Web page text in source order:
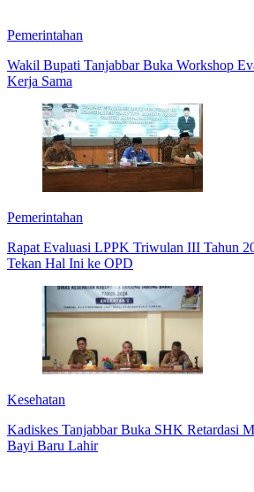
Pemerintahan
Wakil Bupati Tanjabbar Buka Workshop
Kerja Sama
Pemerintahan
Rapat Evaluasi LPPK Triwulan III Tahun
Tekan Hal Ini ke OPD
Kesehatan
Kadiskes Tanjabbar Buka SHK Retardasi
Bayi Baru Lahir